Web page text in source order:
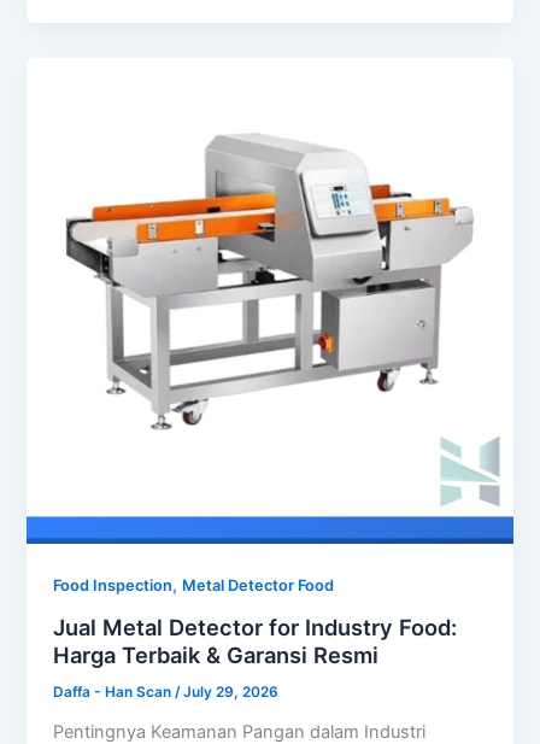
Food Inspection, Metal Detector Food
Jual Metal Detector for Industry Food:
Harga Terbaik & Garansi Resmi
Daffa - Han Scan /July 29, 2026
Pentingnya Keamanan Pangan dalam Industri